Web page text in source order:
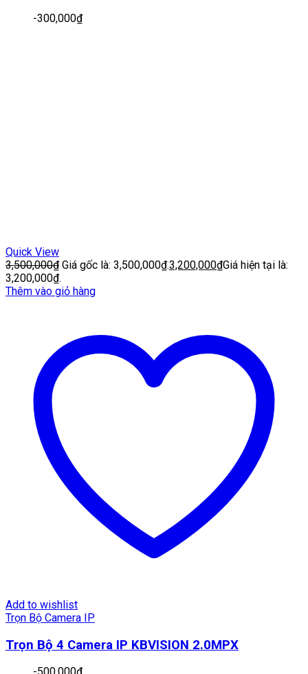
-300,000₫
Quick View
3,500,000₫ Giá gốc là: 3,500,000₫.3,200,000₫Giá hiện tại là:
3,200,000₫.
Thêm vào giỏ hàng
Add to wishlist
Trọn Bộ Camera IP
Trọn Bộ 4 Camera IP KBVISION 2.0MPX